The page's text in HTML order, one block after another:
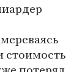
стоимость